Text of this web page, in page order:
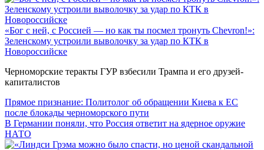
«Бог с ней, с Россией — но как ты посмел тронуть Chevron!»:
Зеленскому устроили выволочку за удар по КТК в
Новороссийске
Черноморские теракты ГУР взбесили Трампа и его друзей-
капиталистов
Прямое признание: Политолог об обращении Киева к ЕС
после блокады черноморского пути
В Германии поняли, что Россия ответит на ядерное оружие
НАТО